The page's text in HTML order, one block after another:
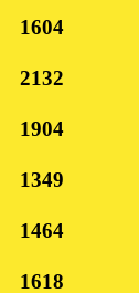
1604
2132
1904
1349
1464
1618